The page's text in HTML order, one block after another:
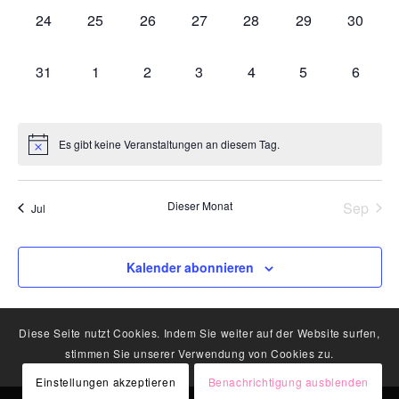
0
24
0
25
0
26
0
27
0
28
0
29
0
30
0
31
0
1
0
2
0
3
0
4
0
5
0
6
Es gibt keine Veranstaltungen an diesem Tag.
Jul Dieser Monat Sep
Kalender abonnieren
Diese Seite nutzt Cookies. Indem Sie weiter auf der Website surfen,
stimmen Sie unserer Verwendung von Cookies zu.
Einstellungen akzeptieren
Benachrichtigung ausblenden